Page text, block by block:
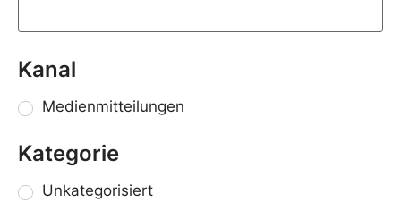
Kanal
Medienmitteilungen
Kategorie
Unkategorisiert